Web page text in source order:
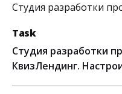
Студия разработки
Task
Студия разработки
КвизЛендинг.